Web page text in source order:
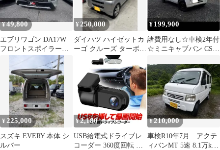
¥49,800
エブリワゴン DA17W
フロントスポイラー
NV100クリッパーリオ
送料無料
¥ 250,000
ダイハツ ハイゼットカ
ーゴ クルーズ ターボ
車検付き 車検長い 軽バ
ン 軽箱
¥199,900
諸費用なし☆車検2年付
☆ミニキャブバン CS 5
km
¥225,000
スズキ EVERY 本体 シ
ルバー
¥2,180
USB給電式ドライブレ
コーダー 360度回転 コ
¥210,000
車検R10年7月 アクテ
ィバンMT 5速 8.1万km